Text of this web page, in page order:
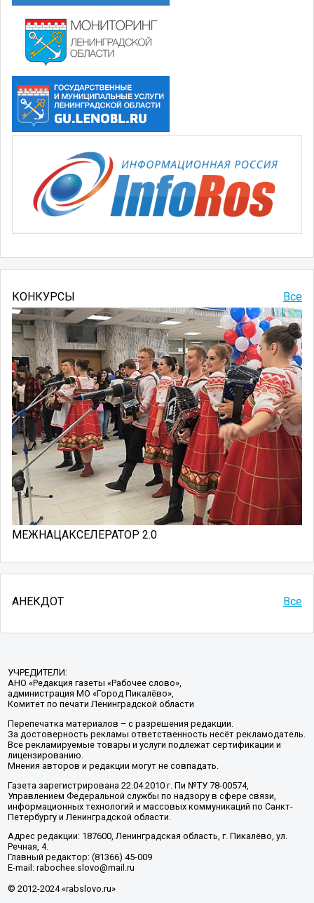
Все
КОНКУРСЫ
МЕЖНАЦАКСЕЛЕРАТОР 2.0
АНЕКДОТ Все
УЧРЕДИТЕЛИ:
АНО «Редакция газеты «Рабочее слово»,
администрация МО «Город Пикалёво»,
Комитет по печати Ленинградской области
Перепечатка материалов – с разрешения редакции.
За достоверность рекламы ответственность несёт рекламодатель.
Все рекламируемые товары и услуги подлежат сертификации и
лицензированию.
Мнения авторов и редакции могут не совпадать.
Газета зарегистрирована 22.04.2010 г. Пи №ТУ 78-00574,
Управлением Федеральной службы по надзору в сфере связи,
информационных технологий и массовых коммуникаций по Санкт-
Петербургу и Ленинградской области.
Адрес редакции: 187600, Ленинградская область, г. Пикалёво, ул.
Речная, 4.
Главный редактор: (81366) 45-009
E-mail: rabochee.slovo@mail.ru
© 2012-2024 «rabslovo.ru»